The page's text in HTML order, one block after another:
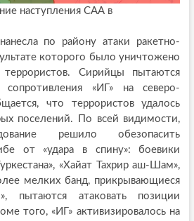
наступления САА в
по району атаки ракетно-
которого было уничтожено
террористов. Сирийцы пытаются
сопротивления «ИГ» на северо-
что террористов удалось
поселений. По всей видимости,
решило обезопасить
от «удара в спину»: боевики
«Хайат Тахрир аш-Шам»,
мелких банд, прикрывающиеся
пытаются атаковать позиции
того, «ИГ» активизировалось на